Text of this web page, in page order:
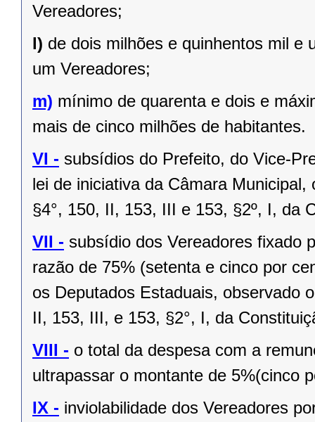
Vereadores;
l) de dois milhões e quinhentos mil e
um Vereadores;
m) mínimo de quarenta e dois e
mais de cinco milhões de habitantes.
VI - subsídios do Prefeito, do Vice-
lei de iniciativa da Câmara
§4°, 150, II, 153, III e 153, §2º, I, da
VII - subsídio dos Vereadores fixado
razão de 75% (setenta e cinco por
os Deputados Estaduais, observado
II, 153, III, e 153, §2°, I, da
VIII - o total da despesa com a
ultrapassar o montante de 5%(cinco
IX - inviolabilidade dos Vereadores